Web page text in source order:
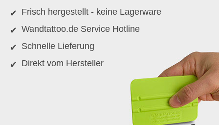
Frisch hergestellt - keine Lagerware
Wandtattoo.de Service Hotline
Schnelle Lieferung
Direkt vom Hersteller